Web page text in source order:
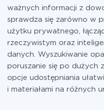
ważnych informacji z
sprawdza się zarówno w
użytku prywatnego,
rzeczywistym oraz
danych. Wyszukiwanie
poruszanie się po dużych
opcje udostępniania
i materiałami na różnych